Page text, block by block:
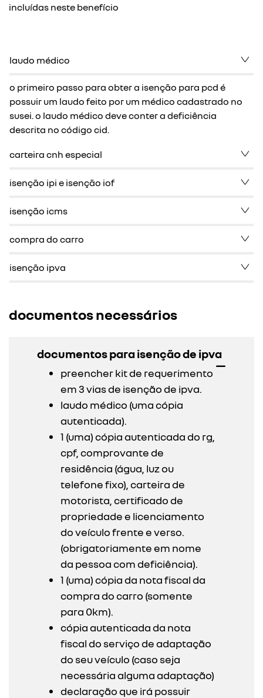
incluídas neste benefício
laudo médico
o primeiro passo para obter a isenção para pcd é
possuir um laudo feito por um médico cadastrado no
susei. o laudo médico deve conter a deficiência
descrita no código cid.
carteira cnh especial
isenção ipi e isenção iof
isenção icms
compra do carro
isenção ipva
documentos necessários
documentos para isenção de ipva
preencher kit de requerimento
em 3 vias de isenção de ipva.
laudo médico (uma cópia
autenticada).
1 (uma) cópia autenticada do rg,
cpf, comprovante de
residência (água, luz ou
telefone fixo), carteira de
motorista, certificado de
propriedade e licenciamento
do veículo frente e verso.
(obrigatoriamente em nome
da pessoa com deficiência).
1 (uma) cópia da nota fiscal da
compra do carro (somente
para 0km).
cópia autenticada da nota
fiscal do serviço de adaptação
do seu veículo (caso seja
necessária alguma adaptação)
declaração que irá possuir